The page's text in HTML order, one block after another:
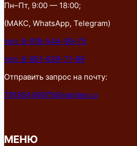
Пн–Пт, 9:00 — 18:00;
(МАКС, WhatsApp, Telegram)
тел: 8-918-544-99-75
тел: 8-951-839-71-89
Отправить запрос на почту:
79185449975@yandex.ru
МЕНЮ